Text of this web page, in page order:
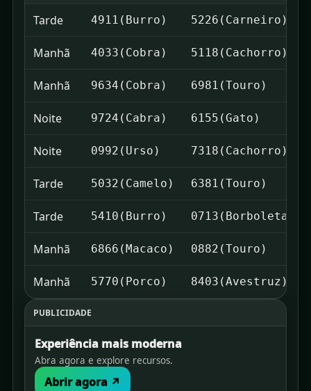
Tarde 4911(Burro) 5226(Carneiro)
Manhã 4033(Cobra) 5118(Cachorro)
Manhã 9634(Cobra) 6981(Touro)
Noite 9724(Cabra) 6155(Gato)
Noite 0992(Urso) 7318(Cachorro)
Tarde 5032(Camelo) 6381(Touro)
Tarde 5410(Burro) 0713(Borboleta)
Manhã 6866(Macaco) 0882(Touro)
Manhã 5770(Porco) 8403(Avestruz)
PUBLICIDADE
Experiência mais moderna
Abra agora e explore recursos.
Abrir agora ↗